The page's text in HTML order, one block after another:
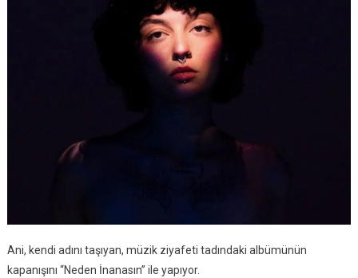
Ani, kendi adını taşıyan, müzik ziyafeti tadındaki albümünün
kapanışını “Neden İnanasın” ile yapıyor.